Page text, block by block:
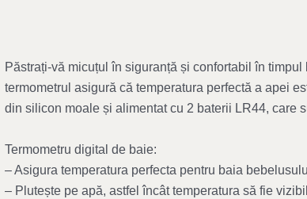
Păstrați-vă micuțul în siguranță și confortabil în
termometrul asigură că temperatura perfectă a apei
din silicon moale și alimentat cu 2 baterii LR44, care
Termometru digital de baie:
– Asigura temperatura perfecta pentru baia
– Plutește pe apă, astfel încât temperatura să fie